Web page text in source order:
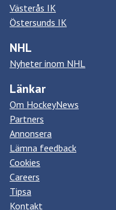
Västerås IK
Östersunds IK
NHL
Nyheter inom NHL
Länkar
Om HockeyNews
Partners
Annonsera
Lämna feedback
Cookies
Careers
Tipsa
Kontakt